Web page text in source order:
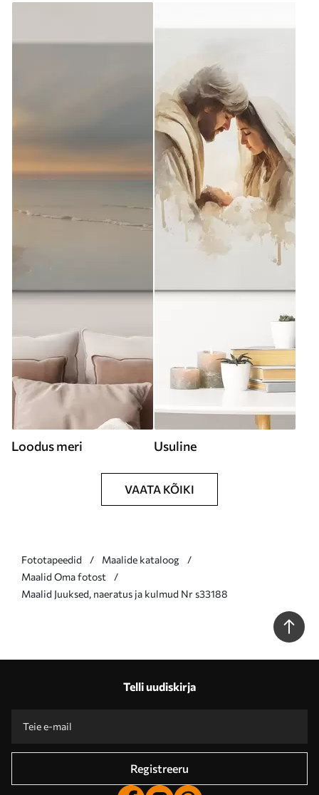
Loodus meri Usuline
VAATA KÕIKI
Fototapeedid
Maalide kataloog
Maalid Oma fotost
Maalid Juuksed, naeratus ja kulmud Nr s33188
Telli uudiskirja
Registreeru